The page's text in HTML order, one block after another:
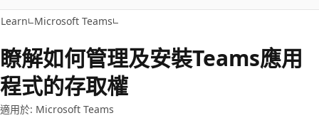
Learn Microsoft Teams
瞭解如何管理及安裝Teams應用
程式的存取權
適用於: Microsoft Teams